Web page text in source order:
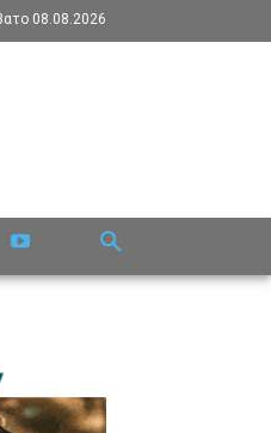
08.08.2026